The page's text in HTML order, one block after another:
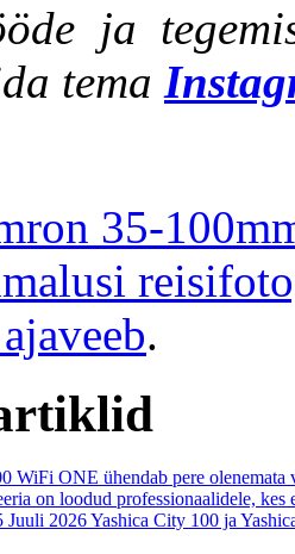
ja
tema
35-
.
WiFi ONE ühendab pere olenemata
on loodud professionaalidele, kes
Juuli 2026Yashica City 100 ja